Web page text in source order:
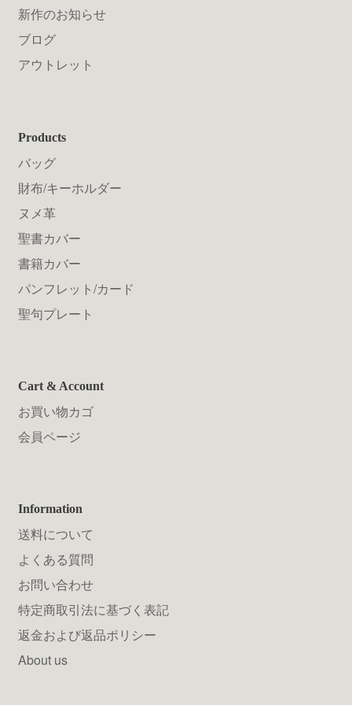
新作のお知らせ
ブログ
アウトレット
Products
バッグ
財布/キーホルダー
ヌメ革
聖書カバー
書籍カバー
パンフレット/カード
聖句プレート
Cart & Account
お買い物カゴ
会員ページ
Information
送料について
よくある質問
お問い合わせ
特定商取引法に基づく表記
返金および返品ポリシー
About us